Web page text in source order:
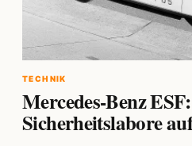
TECHNIK
Mercedes-Benz
Sicherheitslabore